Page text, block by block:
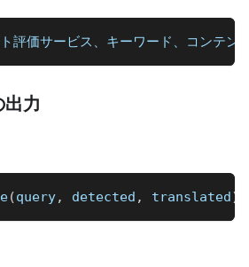
評価サービス、キーワード、コンテ
出力
(query, detected , translated)